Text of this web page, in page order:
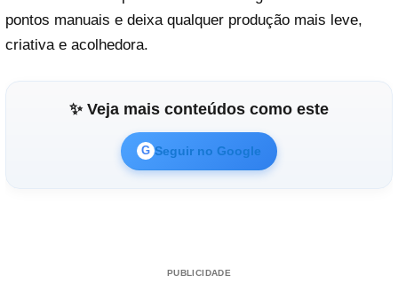
pontos manuais e deixa qualquer produção mais leve,
criativa e acolhedora.
✨ Veja mais conteúdos como este
G Seguir no Google
PUBLICIDADE